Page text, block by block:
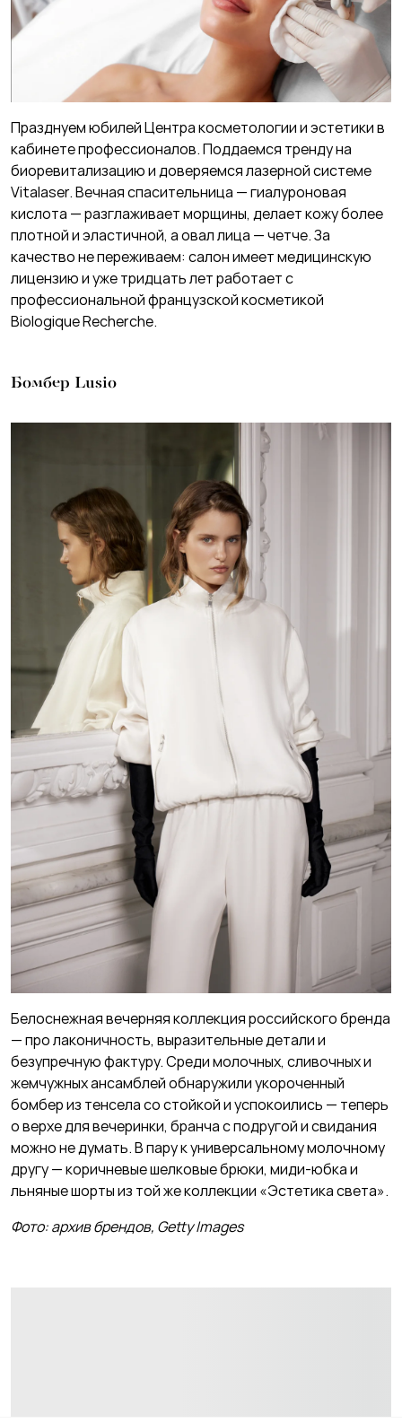
Празднуем юбилей Центра косметологии и эстетики в
кабинете профессионалов. Поддаемся тренду на
биоревитализацию и доверяемся лазерной системе
Vitalaser. Вечная спасительница — гиалуроновая
кислота — разглаживает морщины, делает кожу более
плотной и эластичной, а овал лица — четче. За
качество не переживаем: салон имеет медицинскую
лицензию и уже тридцать лет работает с
профессиональной французской косметикой
Biologique Recherche.
Бомбер Lusio
Белоснежная вечерняя коллекция российского бренда
— про лаконичность, выразительные детали и
безупречную фактуру. Среди молочных, сливочных и
жемчужных ансамблей обнаружили укороченный
бомбер из тенсела со стойкой и успокоились — теперь
о верхе для вечеринки, бранча с подругой и свидания
можно не думать. В пару к универсальному молочному
другу — коричневые шелковые брюки, миди-юбка и
льняные шорты из той же коллекции «Эстетика света».
Фото: архив брендов, Getty Images